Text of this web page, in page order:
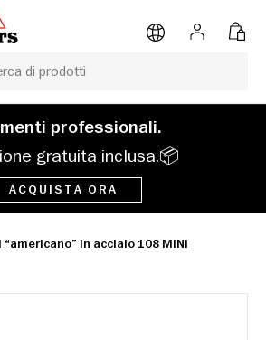
Accedi
professionali.
gratuita inclusa.📦
ACQUISTA ORA
“americano” in acciaio 108 MINI